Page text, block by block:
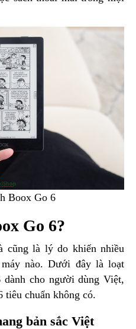
Boox Go 6
Go 6?
cũng là lý do khiến nhiều
nào. Dưới đây là loạt
cho người dùng Việt,
tiêu chuẩn không có.
bản sắc Việt